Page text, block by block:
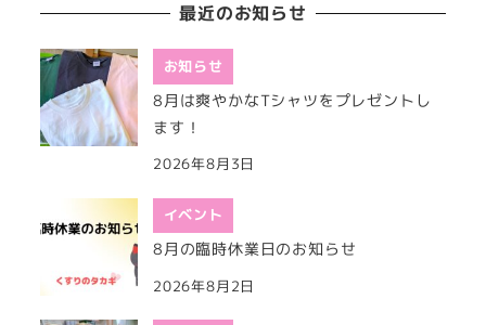
最近のお知らせ
お知らせ
8月は爽やかなTシャツをプレゼントし
ます！
2026年8月3日
イベント
8月の臨時休業日のお知らせ
2026年8月2日